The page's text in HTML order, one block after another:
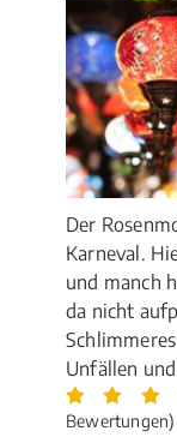
Der
Karneval.
und manch
da nicht
Unfällen
Bewertungen)